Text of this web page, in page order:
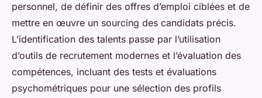
personnel, de définir des offres d’emploi ciblées et de
mettre en œuvre un sourcing des candidats précis.
L’identification des talents passe par l’utilisation
d’outils de recrutement modernes et l’évaluation des
compétences, incluant des tests et évaluations
psychométriques pour une sélection des profils